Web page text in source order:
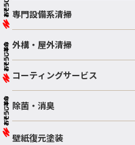
専門設備系清掃
外構・屋外清掃
コーティングサービス
除菌・消臭
壁紙復元塗装